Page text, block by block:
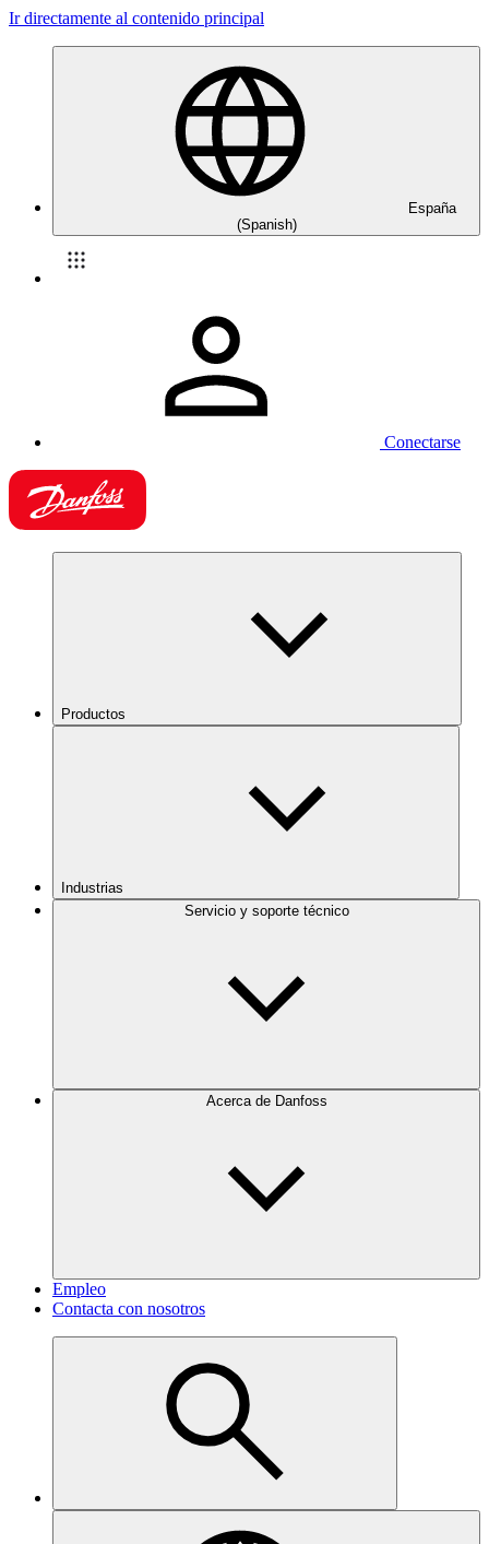
Ir directamente al contenido principal
España
(Spanish)
Conectarse
Productos
Industrias
Servicio y soporte técnico
Acerca de Danfoss
Empleo
Contacta con nosotros